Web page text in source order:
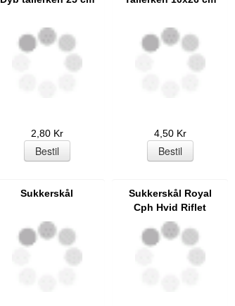
2,80 Kr 4,50 Kr
Sukkerskål
Sukkerskål Royal
Cph Hvid Riflet